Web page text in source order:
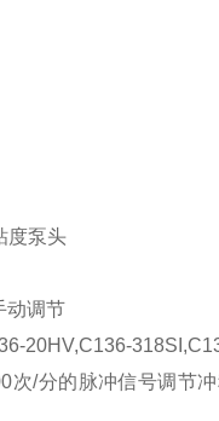
度泵头
动调节
20HV,C136-
/分的脉冲信号调节